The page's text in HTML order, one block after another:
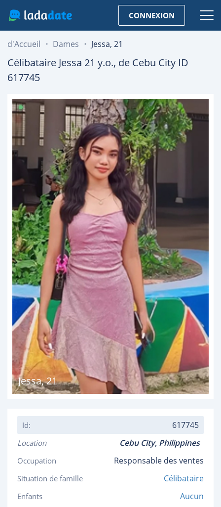
CONNEXION
d'Accueil Dames Jessa, 21
Célibataire Jessa 21 y.o., de Cebu City ID
617745
Jessa,21
Id: 617745
Location Cebu City, Philippines
Occupation Responsable des ventes
Situation de famille Célibataire
Enfants Aucun